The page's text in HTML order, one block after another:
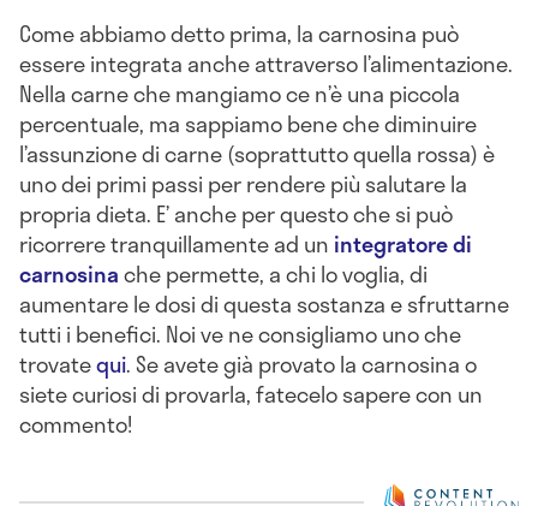
Come abbiamo detto prima, la carnosina può
essere integrata anche attraverso l’alimentazione.
Nella carne che mangiamo ce n’è una piccola
percentuale, ma sappiamo bene che diminuire
l’assunzione di carne (soprattutto quella rossa) è
uno dei primi passi per rendere più salutare la
propria dieta. E’ anche per questo che si può
ricorrere tranquillamente ad un integratore di
carnosinache permette, a chi lo voglia, di
aumentare le dosi di questa sostanza e sfruttarne
tutti i benefici. Noi ve ne consigliamo uno che
trovatequi. Se avete già provato la carnosina o
siete curiosi di provarla, fatecelo sapere con un
commento!